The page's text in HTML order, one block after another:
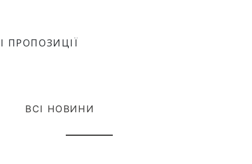
ПРОПОЗИЦІЇ
ВСІ НОВИНИ